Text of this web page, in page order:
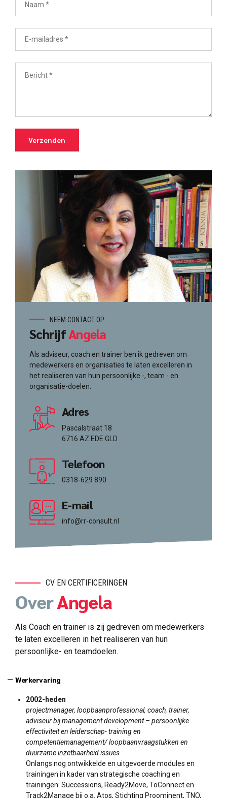
NEEM CONTACT OP
SchrijfAngela
Als adviseur, coach en trainer ben ik gedreven om
medewerkers en organisaties te laten excelleren in
het realiseren van hun persoonlijke -, team - en
organisatie-doelen.
Adres
Pascalstraat 18
6716 AZ EDE GLD
Telefoon
0318-629 890
E-mail
info@rr-consult.nl
CV EN CERTIFICERINGEN
OverAngela
Als Coach en trainer is zij gedreven om medewerkers
te laten excelleren in het realiseren van hun
persoonlijke- en teamdoelen.
Werkervaring
2002-heden
projectmanager, loopbaanprofessional, coach, trainer,
adviseur bij management development – persoonlijke
effectiviteit en leiderschap- training en
competentiemanagement/ loopbaanvraagstukken en
duurzame inzetbaarheid issues
Onlangs nog ontwikkelde en uitgevoerde modules en
trainingen in kader van strategische coaching en
trainingen: Successions, Ready2Move, ToConnect en
Track2Manage bij o.a. Atos, Stichting Proominent, TNO,